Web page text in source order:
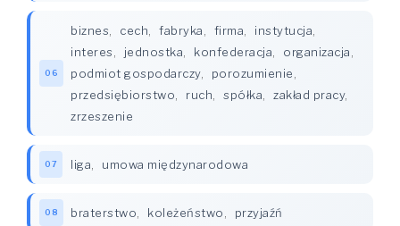
06
biznes, cech, fabryka, firma, instytucja,
interes, jednostka, konfederacja, organizacja,
podmiot gospodarczy, porozumienie,
przedsiębiorstwo, ruch, spółka, zakład pracy,
zrzeszenie
07 liga, umowa międzynarodowa
08 braterstwo, koleżeństwo, przyjaźń